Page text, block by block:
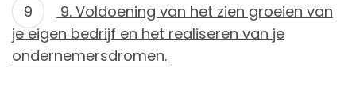
9. Voldoening van het zien groeien van
je eigen bedrijf en het realiseren van je
ondernemersdromen.